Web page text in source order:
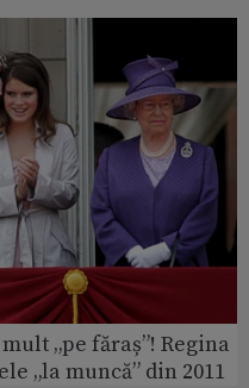
„pe făraș”! Regina
„la muncă” din 2011